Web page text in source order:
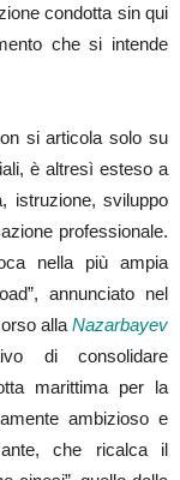
condotta sin qui
che si intende
si articola solo su
è altresì esteso a
istruzione, sviluppo
professionale.
nella più ampia
annunciato nel
alla Nazarbayev
di consolidare
marittima per la
ambizioso e
che ricalca il